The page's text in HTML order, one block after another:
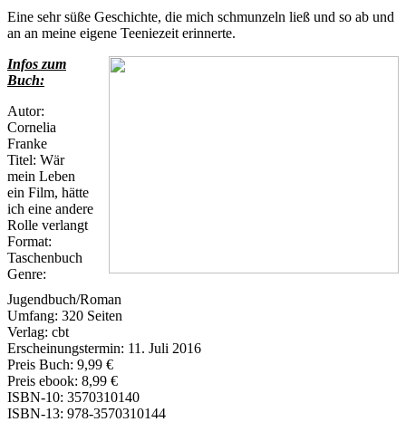
Eine sehr süße Geschichte, die mich schmunzeln ließ und so ab und
an an meine eigene Teeniezeit erinnerte.
Infos zum
Buch:
Autor:
Cornelia
Franke
Titel: Wär
mein Leben
ein Film, hätte
ich eine andere
Rolle verlangt
Format:
Taschenbuch
Genre:
Jugendbuch/Roman
Umfang: 320 Seiten
Verlag: cbt
Erscheinungstermin: 11. Juli 2016
Preis Buch: 9,99 €
Preis ebook: 8,99 €
ISBN-10: 3570310140
ISBN-13: 978-3570310144